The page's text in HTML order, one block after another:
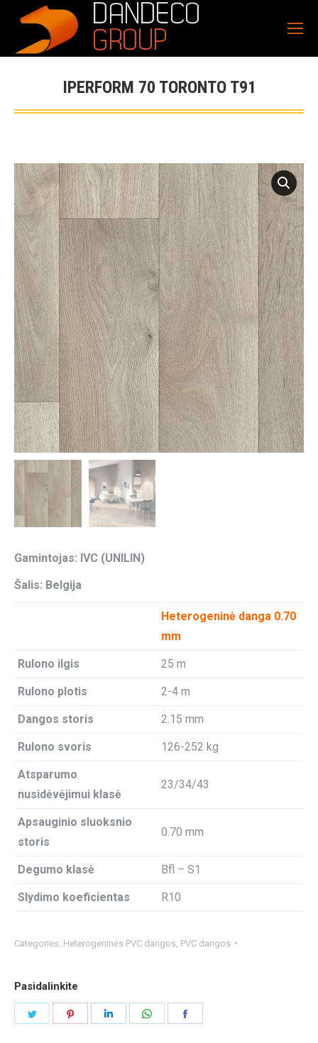
IPERFORM 70 TORONTO T91
Gamintojas: IVC (UNILIN)
Šalis: Belgija
Heterogeninė danga 0.70
mm
Rulono ilgis 25 m
Rulono plotis 2-4 m
Dangos storis 2.15 mm
Rulono svoris 126-252 kg
Atsparumo
nusidėvėjimui klasė
23/34/43
Apsauginio sluoksnio
storis
0.70 mm
Degumo klasė Bfl – S1
Slydimo koeficientas R10
Categories: Heterogeninės PVC dangos PVC dangos
Pasidalinkite